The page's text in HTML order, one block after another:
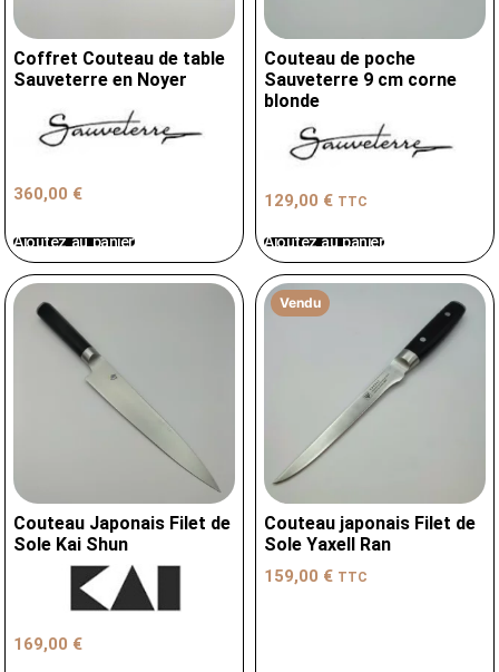
Coffret Couteau de table
Sauveterre en Noyer
360,00 €
Ajoutez au panier
Couteau de poche
Sauveterre 9 cm corne
blonde
129,00 € TTC
Ajoutez au panier
Couteau Japonais Filet de
Sole Kai Shun
169,00 €
Vendu
Couteau japonais Filet de
Sole Yaxell Ran
159,00 € TTC